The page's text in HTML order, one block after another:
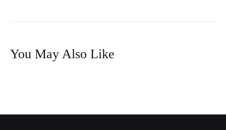
You May Also Like